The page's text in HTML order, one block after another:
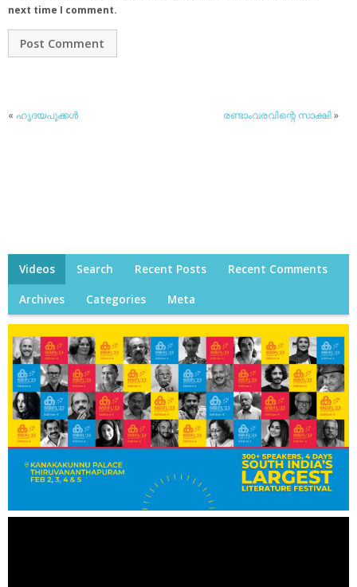
next time I comment.
« ഹൃദയപുക്കള്‍ രണ്ടാംവരവിന്റെ സാക്ഷി»
Videos Search Recent Posts Recent Comments
Archives Categories Meta